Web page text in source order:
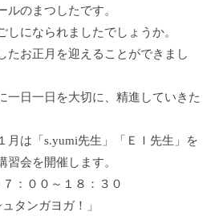
のまつしたです。
になられましたでしょうか。
たお正月を迎えることができまし
一日一日を大切に、精進していきた
月は「s.yumi先生」「ＥＩ先生」を
会を開催します。
７：００～１８：３０
タンガヨガ！」